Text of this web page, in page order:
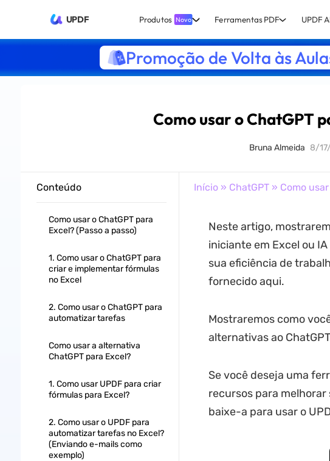
UPDF Produtos Novo Ferramentas PDF UPDF
Promoção de Volta às
Como usar o ChatGPT
Bruna Almeida 8/
Conteúdo
Como usar o ChatGPT para
Excel? (Passo a passo)
1. Como usar o ChatGPT para
criar e implementar fórmulas
no Excel
2. Como usar o ChatGPT para
automatizar tarefas
Como usar a alternativa
ChatGPT para Excel?
1. Como usar UPDF para criar
fórmulas para Excel?
2. Como usar o UPDF para
automatizar tarefas no Excel?
(Enviando e-mails como
exemplo)
Início» ChatGPT» Como usar
Neste artigo,
iniciante em Excel ou
sua eficiência de
fornecido aqui.
Mostraremos como
alternativas ao
Se você deseja uma
recursos para
baixe-a para usar o